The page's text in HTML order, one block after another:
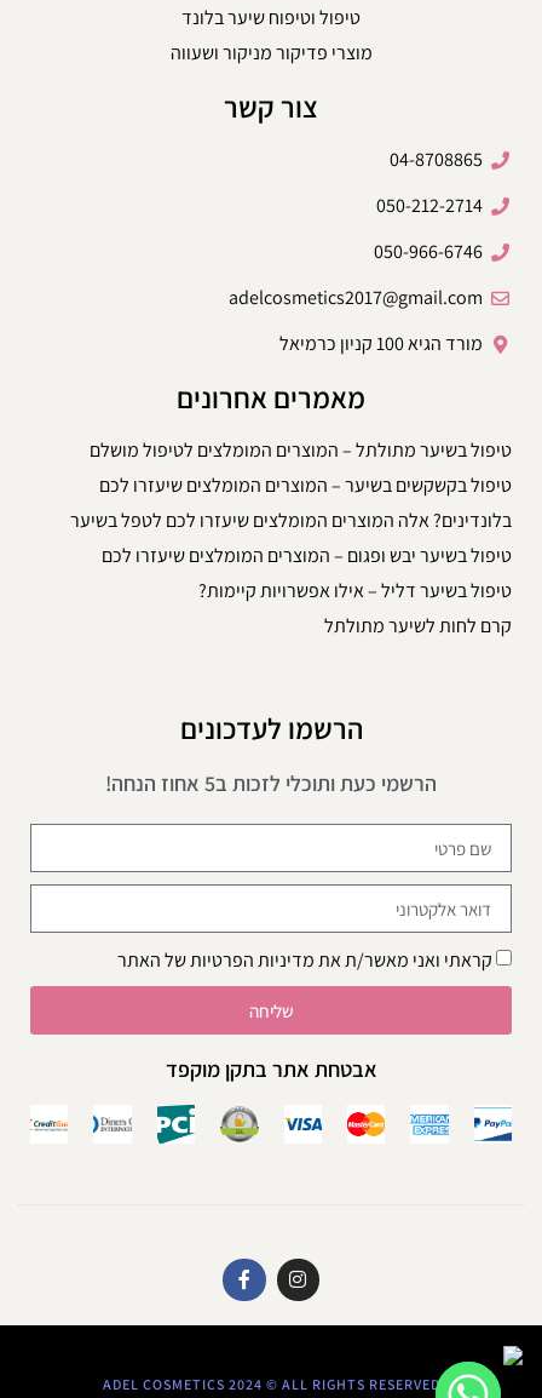
טיפול וטיפוח שיער בלונד
מוצרי פדיקור מניקור ושעווה
צור קשר
04-8708865
050-212-2714
050-966-6746
adelcosmetics2017@gmail.com
מורד הגיא 100 קניון כרמיאל
מאמרים אחרונים
טיפול בשיער מתולתל – המוצרים המומלצים לטיפול מושלם
טיפול בקשקשים בשיער – המוצרים המומלצים שיעזרו לכם
בלונדינים? אלה המוצרים המומלצים שיעזרו לכם לטפל בשיער
טיפול בשיער יבש ופגום – המוצרים המומלצים שיעזרו לכם
טיפול בשיער דליל – אילו אפשרויות קיימות?
קרם לחות לשיער מתולתל
הרשמו לעדכונים
הרשמי כעת ותוכלי לזכות ב5 אחוז הנחה!
קראתי ואני מאשר/ת אתמדיניות הפרטיותשל האתר
שליחה
אבטחת אתר בתקן מוקפד
ADEL COSMETICS 2024 © ALL RIGHTS RESERVED​